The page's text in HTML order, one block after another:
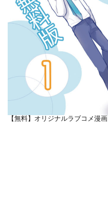
【無料】オリジナルラブコメ漫画